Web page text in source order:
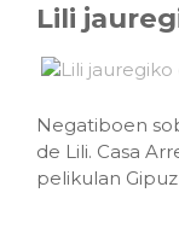
Lili
Negatiboen
de Lili. Casa
pelikulan